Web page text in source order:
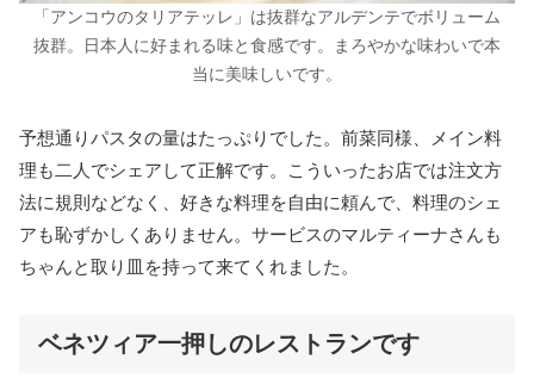
「アンコウのタリアテッレ」は抜群なアルデンテでボリューム
抜群。日本人に好まれる味と食感です。まろやかな味わいで本
当に美味しいです。
予想通りパスタの量はたっぷりでした。前菜同様、メイン料
理も二人でシェアして正解です。こういったお店では注文方
法に規則などなく、好きな料理を自由に頼んで、料理のシェ
アも恥ずかしくありません。サービスのマルティーナさんも
ちゃんと取り皿を持って来てくれました。
ベネツィア一押しのレストランです